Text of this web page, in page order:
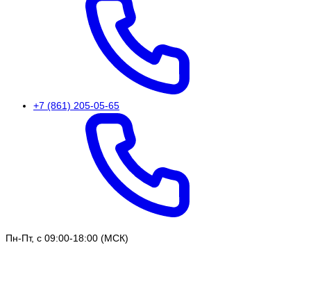
+7 (861) 205-05-65
Пн-Пт, с 09:00-18:00 (МСК)